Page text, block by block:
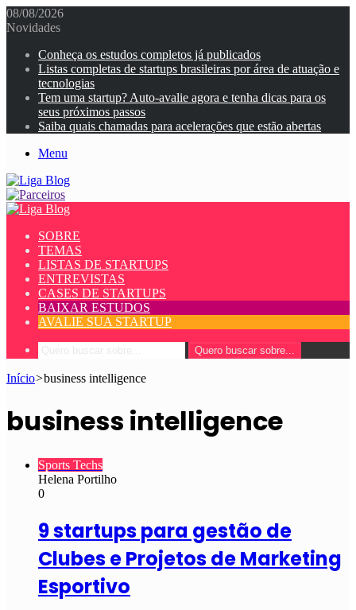
08/08/2026
Novidades
Conheça os estudos completos já publicados
Listas completas de startups brasileiras por área de atuação e
tecnologias
Tem uma startup? Auto-avalie agora e tenha dicas para os
seus próximos passos
Saiba quais chamadas para acelerações que estão abertas
Menu
SOBRE
TEMAS
LISTAS DE STARTUPS
ENTREVISTAS
CASES DE STARTUPS
BAIXAR ESTUDOS
AVALIE SUA STARTUP
Quero buscar sobre...
Início>business intelligence
business intelligence
Sports Techs
Helena Portilho
0
9 startups para gestão de
Clubes e Projetos de Marketing
Esportivo